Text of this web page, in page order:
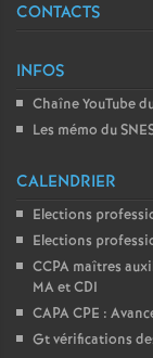
CONTACTS
INFOS
Chaîne YouTube
Les mémo du
CALENDRIER
Elections
Elections
CCPA maîtres
MA et CDI
CAPA CPE :
Gt vérifications